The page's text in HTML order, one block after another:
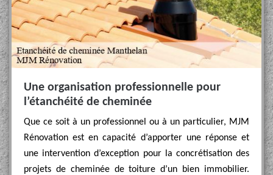
Une organisation professionnelle pour
l’étanchéité de cheminée
Que ce soit à un professionnel ou à un particulier, MJM
Rénovation est en capacité d’apporter une réponse et
une intervention d’exception pour la concrétisation des
projets de cheminée de toiture d’un bien immobilier.